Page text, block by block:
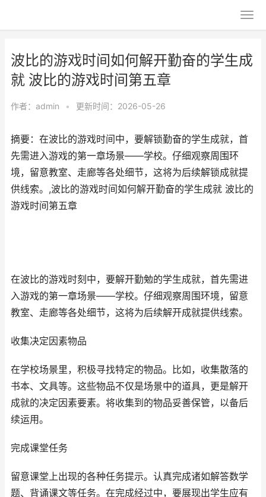
波比的游戏时间如何解开勤奋的学生成
就 波比的游戏时间第五章
作者： admin • 更新时间：2026-05-26
摘要：在波比的游戏时间中，要解锁勤奋的学生成就，首
先需进入游戏的第一章场景——学校。仔细观察周围环
境，留意教室、走廊等各处细节，这将为后续解锁成就提
供线索。,波比的游戏时间如何解开勤奋的学生成就 波比的
游戏时间第五章
在波比的游戏时刻中，要解开勤勉的学生成就，首先需进
入游戏的第一章场景——学校。仔细观察周围环境，留意
教室、走廊等各处细节，这将为后续解开成就提供线索。
收集决定因素物品
在学校场景里，积极寻找特定的物品。比如，收集散落的
书本、文具等。这些物品不仅是场景中的道具，更是解开
成就的决定因素要素。将收集到的物品妥善保管，以备后
续运用。
完成课堂任务
留意课堂上出现的各种任务提示。认真完成诸如解答数学
题、背诵课文等任务。在完成经过中，要展现出学生应有